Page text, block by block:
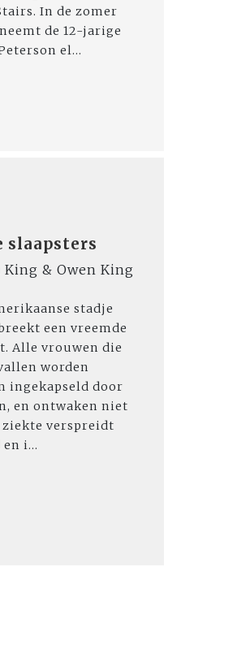
In de zomer
neemt de 12-jarige
el...
slaapsters
King & Owen King
stadje
een vreemde
Alle vrouwen die
worden
ingekapseld door
en ontwaken niet
ziekte verspreidt
i...